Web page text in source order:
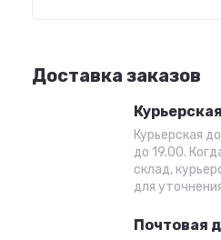
Доставка заказов
Курьерская
до 19.00.
склад,
для
Почтовая